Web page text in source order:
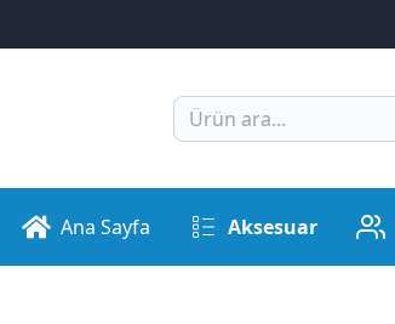
Ana Sayfa Aksesuar